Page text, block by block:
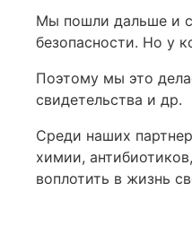
Мы пошли дальше и
безопасности. Но у
Поэтому мы это
свидетельства и др.
Среди наших
химии,
воплотить в жизнь